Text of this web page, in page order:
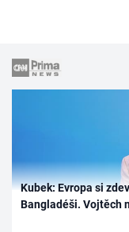
Kubek: Evropa si
Bangladéši. Vojtěch